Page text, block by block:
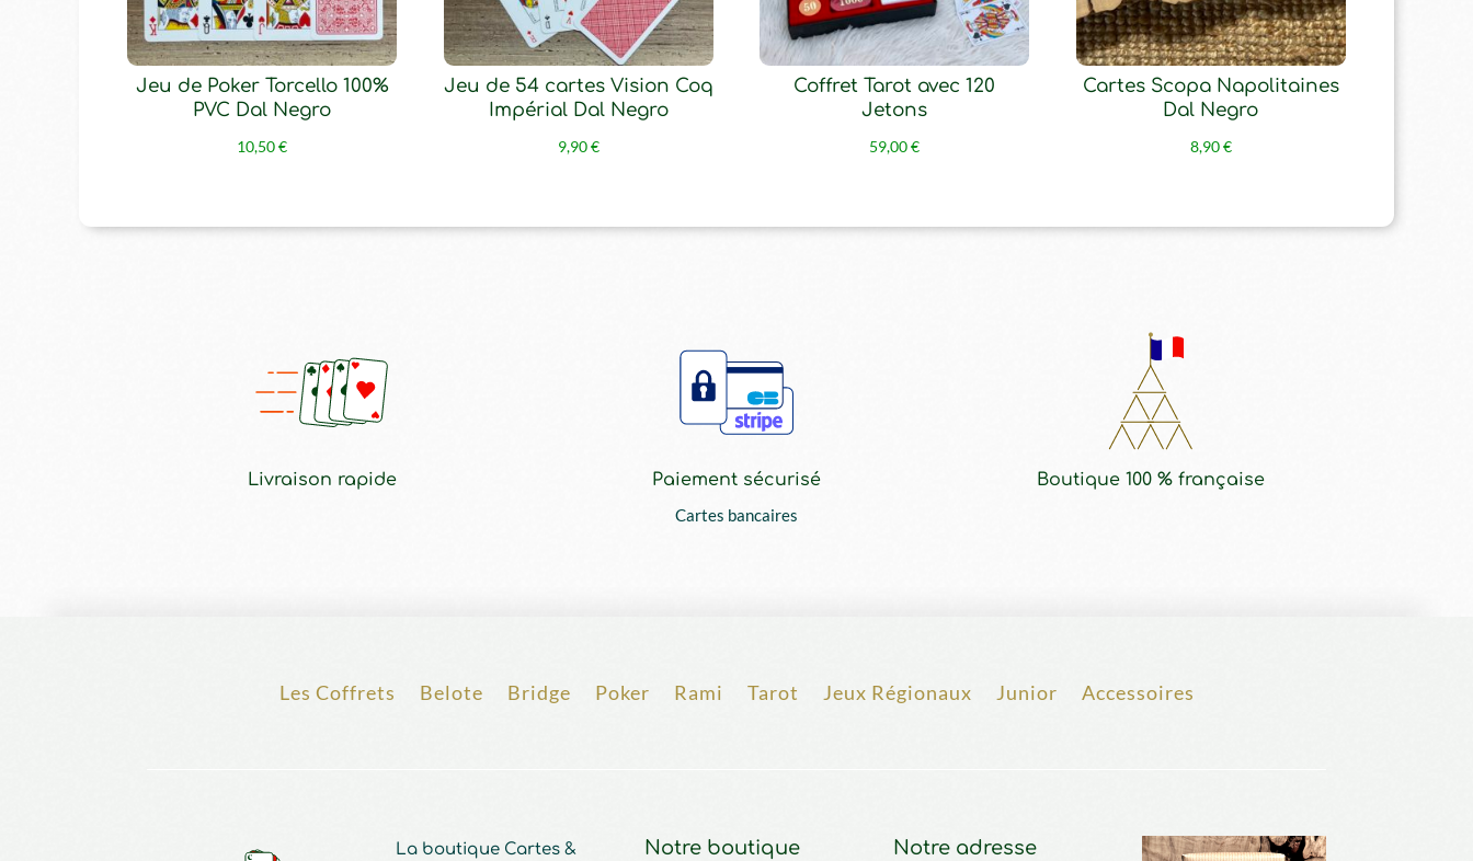
Jeu de Poker Torcello 100%
PVC Dal Negro
10,50€
Jeu de 54 cartes Vision Coq
Impérial Dal Negro
9,90€
Coffret Tarot avec 120
Jetons
59,00€
Cartes Scopa Napolitaines
Dal Negro
8,90€
Livraison rapide
Paiement sécurisé
Cartes bancaires
Boutique 100 % française
Les Coffrets Belote Bridge Poker Rami Tarot Jeux Régionaux Junior Accessoires
La boutique Cartes & Notre boutique Notre adresse